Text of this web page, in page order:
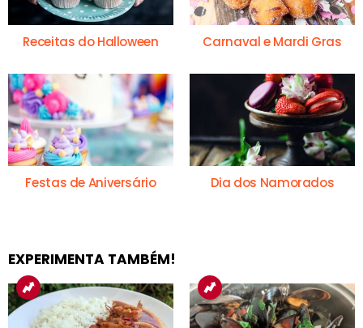
Receitas do Halloween Carnaval e Mardi Gras
Festas de Aniversário Dia dos Namorados
EXPERIMENTA TAMBÉM!